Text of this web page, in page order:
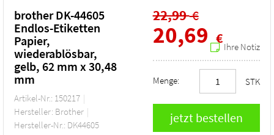
brother DK-44605
Endlos-Etiketten
Papier,
wiederablösbar,
gelb, 62 mm x 30,48
mm
Artikel-Nr.: 150217
Hersteller: Brother
Hersteller-Nr.: DK44605
22,99€
20,69 €
Ihre Notiz
Menge: STK